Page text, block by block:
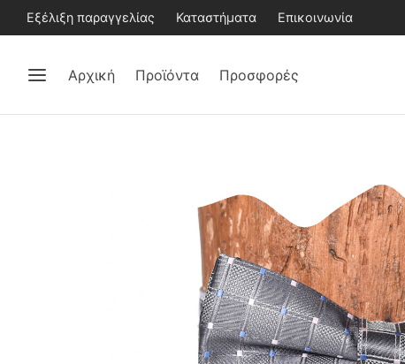
Εξέλιξη παραγγελίας Καταστήματα Επικοινωνία
Αρχική Προϊόντα Προσφορές